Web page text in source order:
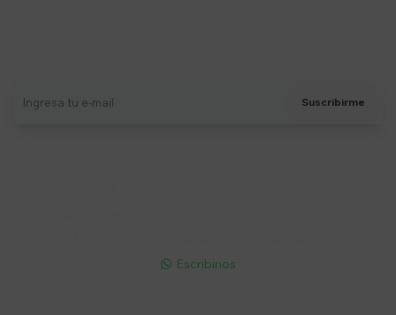
Suscribirme
 Escribinos